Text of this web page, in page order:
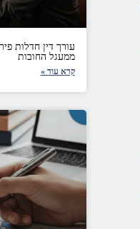
עורך דין חדלות
ממעגל החובות
קרא עוד »